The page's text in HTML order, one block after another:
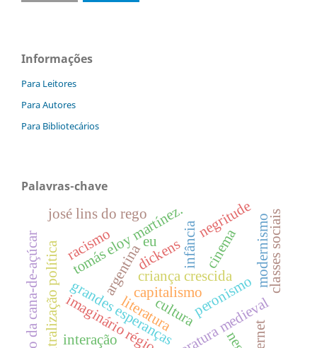
Informações
Para Leitores
Para Autores
Para Bibliotecários
Palavras-chave
dickensinfância
grandes esperanças
criança crescida
cinema
imaginário régioliteratura medieval
centralização política peronismo
argentina
literatura
tomás eloy martínez.
josé lins do rego
ciclo da cana-de-açúcar modernismo
cultura
negritude
racismo classes sociais
capitalismo
eu
interação